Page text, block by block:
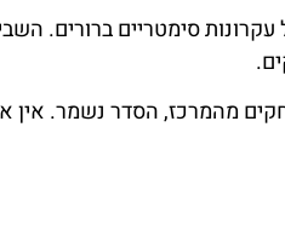
סימטריים ברורים.
מהמרכז, הסדר נשמר. אין